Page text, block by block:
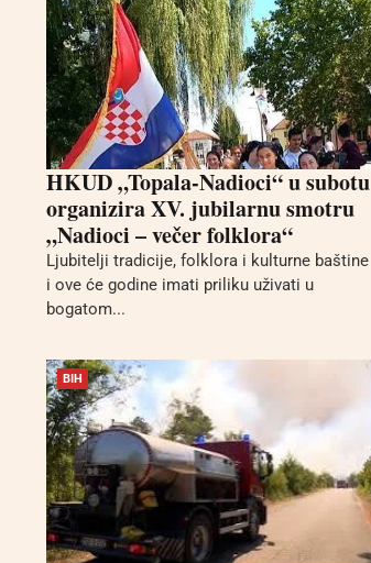
HKUD „Topala-Nadioci“ u subotu
organizira XV. jubilarnu smotru
„Nadioci – večer folklora“
Ljubitelji tradicije, folklora i kulturne baštine
i ove će godine imati priliku uživati u
bogatom...
BIH